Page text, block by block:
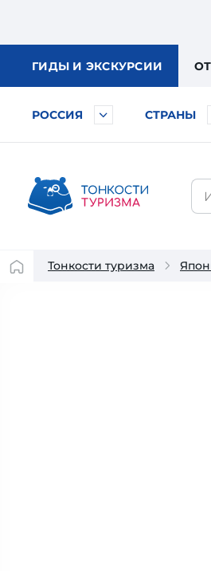
ГИДЫ И ЭКСКУРСИИ
РОССИЯ СТРАНЫ
Тонкости туризма